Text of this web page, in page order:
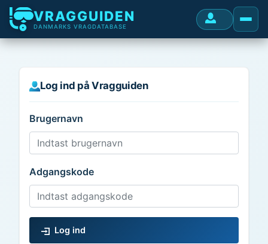
VRAGGUIDEN
DANMARKS VRAGDATABASE
Log ind på Vragguiden
Brugernavn
Adgangskode
Log ind